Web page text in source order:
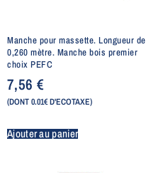
Manche pour massette. Longueur de
0,260 mètre. Manche bois premier
choix PEFC
7,56 €
(DONT 0.01€ D'ECOTAXE)
Ajouter au panier